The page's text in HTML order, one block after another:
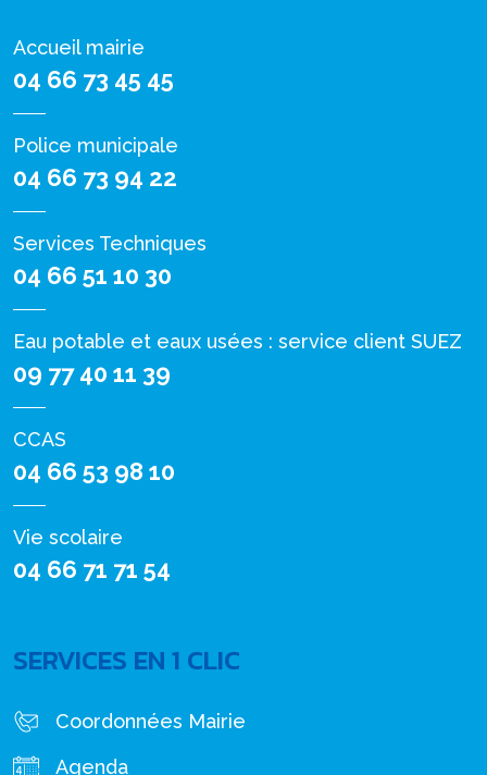
Accueil mairie
04 66 73 45 45
Police municipale
04 66 73 94 22
Services Techniques
04 66 51 10 30
Eau potable et eaux usées : service client SUEZ
09 77 40 11 39
CCAS
04 66 53 98 10
Vie scolaire
04 66 71 71 54
SERVICES EN 1 CLIC
Coordonnées Mairie
Agenda